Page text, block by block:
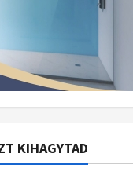
KIHAGYTAD